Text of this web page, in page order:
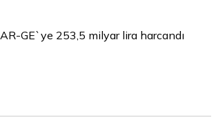
AR-GE`ye 253,5 milyar lira harcandı